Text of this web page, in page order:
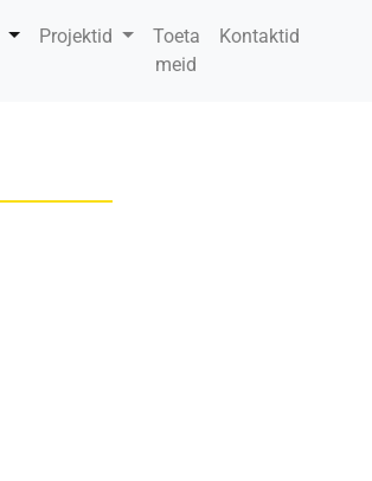
Projektid
Toeta
meid
Kontaktid